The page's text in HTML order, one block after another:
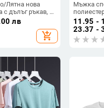
Лятна нова
с дълъг ръкав, в
долна
лв
add_shopping_cart
Мъжка
ръкав,
11.95 -
23.37 -